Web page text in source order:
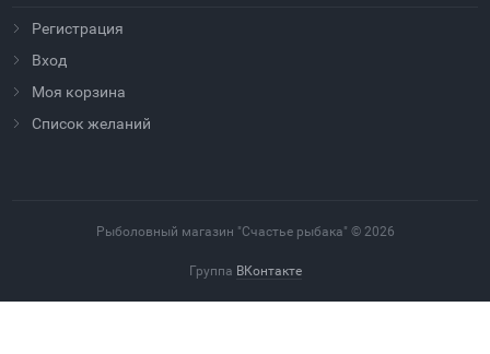
Регистрация
Вход
Моя корзина
Cписок желаний
Рыболовный магазин "Счастье рыбака" © 2026
Группа ВКонтакте